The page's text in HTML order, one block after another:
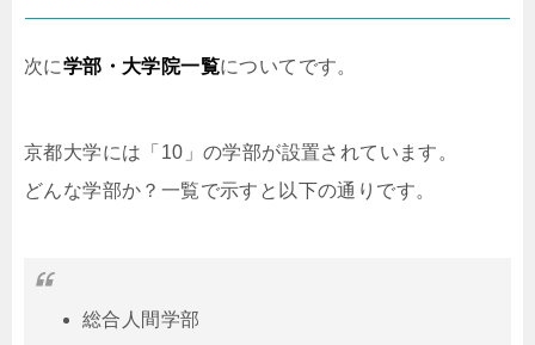
次に学部・大学院一覧についてです。
京都大学には「10」の学部が設置されています。
どんな学部か？一覧で示すと以下の通りです。
総合人間学部